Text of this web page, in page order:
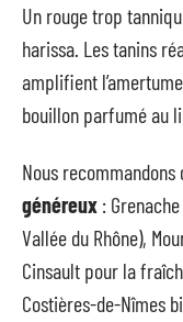
Un rouge trop
harissa. Les tanins
amplifient
bouillon parfumé au
Nous recommandons
généreux :
Vallée du Rhône),
Cinsault pour la
Costières-de-Nîmes